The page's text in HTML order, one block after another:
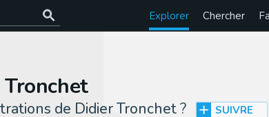
Explorer Chercher
de Didier Tronchet? SUIVRE